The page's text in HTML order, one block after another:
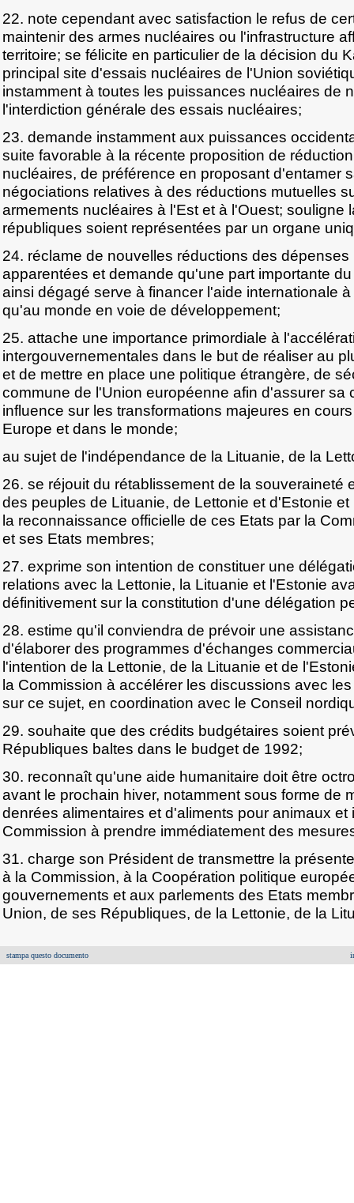
22. note cependant avec satisfaction le refus de
maintenir des armes nucléaires ou l'infrastructure
territoire; se félicite en particulier de la décision du
principal site d'essais nucléaires de l'Union
instamment à toutes les puissances nucléaires de
l'interdiction générale des essais nucléaires;
23. demande instamment aux puissances
suite favorable à la récente proposition de
nucléaires, de préférence en proposant d'entamer
négociations relatives à des réductions mutuelles
armements nucléaires à l'Est et à l'Ouest; souligne
républiques soient représentées par un organe
24. réclame de nouvelles réductions des dépenses
apparentées et demande qu'une part importante
ainsi dégagé serve à financer l'aide internationale
qu'au monde en voie de développement;
25. attache une importance primordiale à
intergouvernementales dans le but de réaliser au
et de mettre en place une politique étrangère, de
commune de l'Union européenne afin d'assurer sa
influence sur les transformations majeures en
Europe et dans le monde;
au sujet de l'indépendance de la Lituanie, de la
26. se réjouit du rétablissement de la souveraineté
des peuples de Lituanie, de Lettonie et d'Estonie
la reconnaissance officielle de ces Etats par la
et ses Etats membres;
27. exprime son intention de constituer une
relations avec la Lettonie, la Lituanie et l'Estonie
définitivement sur la constitution d'une délégation
28. estime qu'il conviendra de prévoir une
d'élaborer des programmes d'échanges
l'intention de la Lettonie, de la Lituanie et de
la Commission à accélérer les discussions avec
sur ce sujet, en coordination avec le Conseil
29. souhaite que des crédits budgétaires soient
Républiques baltes dans le budget de 1992;
30. reconnaît qu'une aide humanitaire doit être
avant le prochain hiver, notamment sous forme de
denrées alimentaires et d'aliments pour animaux et
Commission à prendre immédiatement des
31. charge son Président de transmettre la
à la Commission, à la Coopération politique
gouvernements et aux parlements des Etats
Union, de ses Républiques, de la Lettonie, de la
stampa questo documento